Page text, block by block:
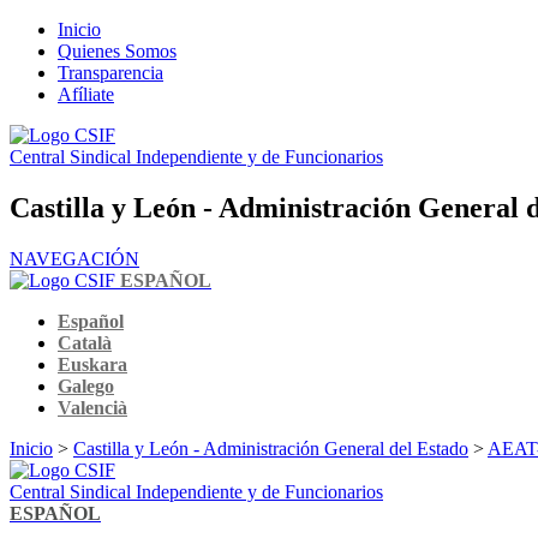
Inicio
Quienes Somos
Transparencia
Afíliate
Central Sindical Independiente y de Funcionarios
Castilla y León - Administración General
NAVEGACIÓN
ESPAÑOL
Español
Català
Euskara
Galego
Valencià
Inicio > Castilla y León - Administración General del Estado >
Central Sindical Independiente y de Funcionarios
ESPAÑOL